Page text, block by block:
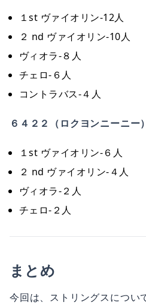
１st ヴァイオリン-12人
２ nd ヴァイオリン-10人
ヴィオラ-８人
チェロ-６人
コントラバス-４人
６４２２（ロクヨンニーニー）
１st ヴァイオリン-６人
２ nd ヴァイオリン-４人
ヴィオラ-２人
チェロ-２人
まとめ
今回は、ストリングスについ